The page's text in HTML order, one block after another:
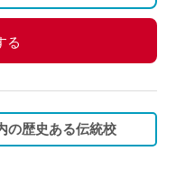
る
の歴史ある伝統校